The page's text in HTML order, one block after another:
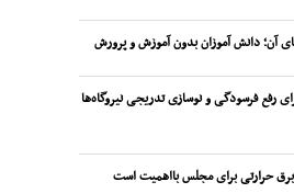
آن؛ دانش آموزان بدون آموزش و پرورش
رفع فرسودگی و نوسازی تدریجی نیروگاه‌ها
حرارتی برای مجلس بااهمیت است